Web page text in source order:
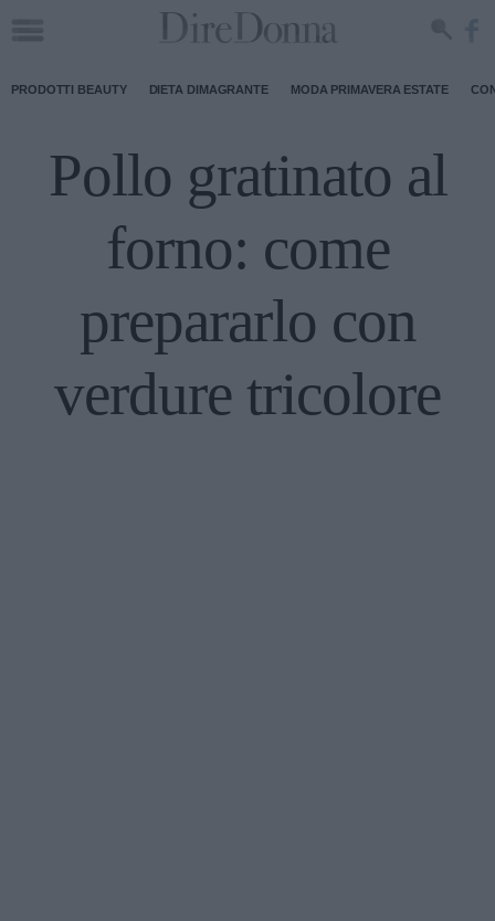
PRODOTTI BEAUTY DIETA DIMAGRANTE MODA PRIMAVERA ESTATE
Pollo gratinato al
forno: come
prepararlo con
verdure tricolore